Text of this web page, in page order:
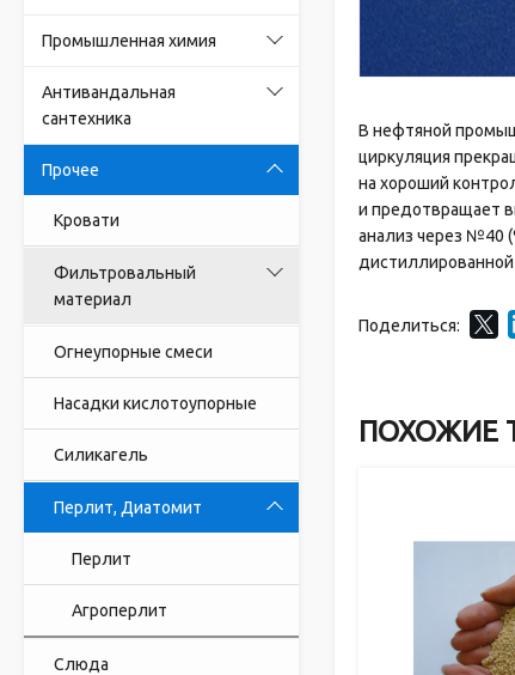
Промышленная химия
Антивандальная
сантехника
Прочее
Кровати
Фильтровальный
материал
Огнеупорные смеси
Насадки кислотоупорные
Силикагель
Перлит, Диатомит
Перлит
Агроперлит
Слюда
В нефтяной
циркуляция
на хороший
и предотвращает
анализ через №40
дистиллированной
Поделиться:
ПОХОЖИЕ